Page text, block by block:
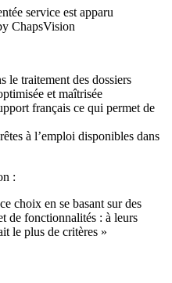
service est apparu
ChapsVision
le traitement des dossiers
et maîtrisée
français ce qui permet de
à l’emploi disponibles dans
:
choix en se basant sur des
de fonctionnalités : à leurs
le plus de critères »